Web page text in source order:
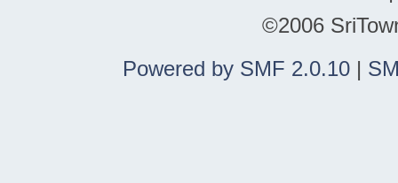
©2006
Powered by SMF 2.0.10|